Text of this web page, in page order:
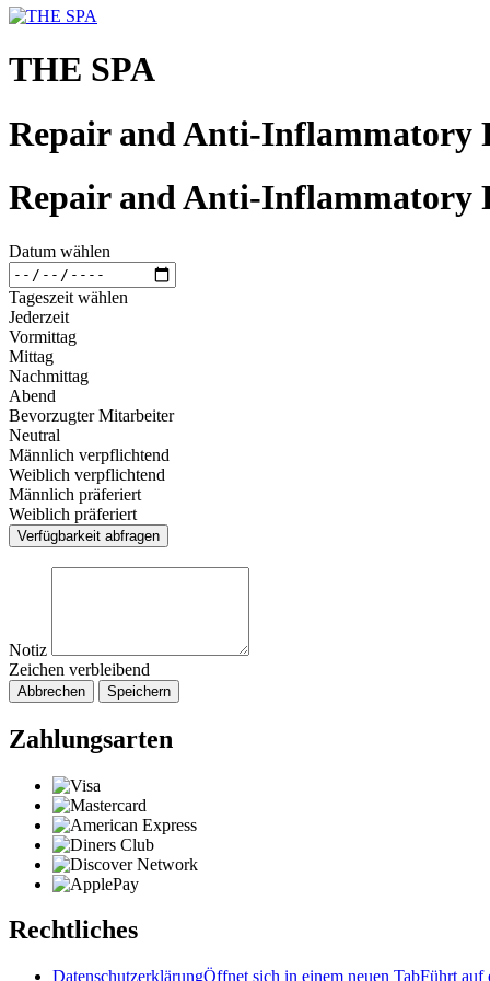
THE SPA
Repair and Anti-Inflammatory
Repair and Anti-Inflammatory
Datum wählen
Tageszeit wählen
Jederzeit
Vormittag
Mittag
Nachmittag
Abend
Bevorzugter Mitarbeiter
Neutral
Männlich verpflichtend
Weiblich verpflichtend
Männlich präferiert
Weiblich präferiert
Verfügbarkeit abfragen
Notiz
Zeichen verbleibend
Abbrechen Speichern
Zahlungsarten
Rechtliches
DatenschutzerklärungÖffnet sich in einem neuen TabFührt auf